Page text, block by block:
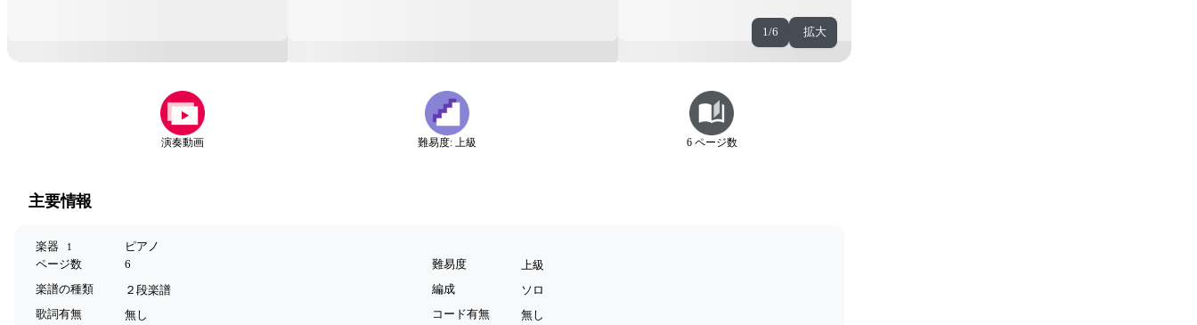
1/6 拡大
演奏動画 難易度: 上級 6 ページ数
主要情報
楽器 1
ピアノ
ページ数
6 難易度
上級
楽譜の種類
２段楽譜 編成
ソロ
歌詞有無
無し コード有無 無し